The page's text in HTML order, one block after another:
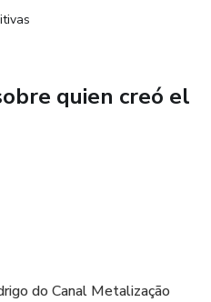
un oficio innovador y
quien creó el
do Canal Metalização